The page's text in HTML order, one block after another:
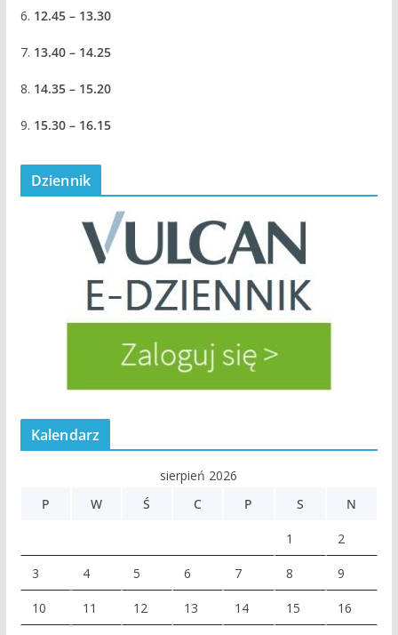
6. 12.45 – 13.30
7. 13.40 – 14.25
8. 14.35 – 15.20
9. 15.30 – 16.15
Dziennik
Kalendarz
sierpień 2026
P
W Ś C P S N
1 2
3 4 5 6 7 8 9
10 11 12 13 14 15 16